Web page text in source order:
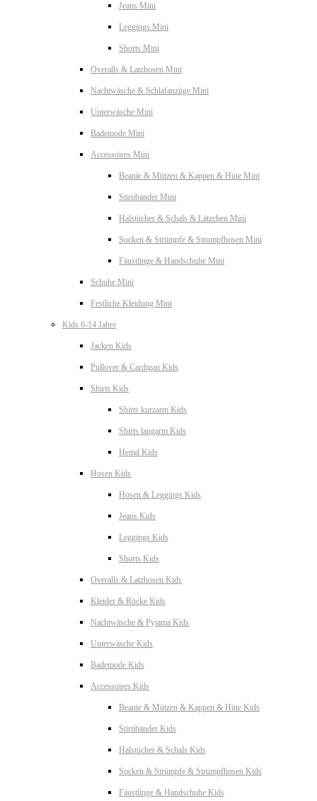
Jeans Mini
Leggings Mini
Shorts Mini
Overalls & Latzhosen Mini
Nachtwäsche & Schlafanzüge Mini
Unterwäsche Mini
Bademode Mini
Accessoires Mini
Beanie & Mützen & Kappen & Hüte Mini
Stirnbänder Mini
Halstücher & Schals & Lätzchen Mini
Socken & Strümpfe & Strumpfhosen Mini
Fäustlinge & Handschuhe Mini
Schuhe Mini
Festliche Kleidung Mini
Kids 6-14 Jahre
Jacken Kids
Pullover & Cardigan Kids
Shirts Kids
Shirts kurzarm Kids
Shirts langarm Kids
Hemd Kids
Hosen Kids
Hosen & Leggings Kids
Jeans Kids
Leggings Kids
Shorts Kids
Overalls & Latzhosen Kids
Kleider & Röcke Kids
Nachtwäsche & Pyjama Kids
Unterwäsche Kids
Bademode Kids
Accessoires Kids
Beanie & Mützen & Kappen & Hüte Kids
Stirnbänder Kids
Halstücher & Schals Kids
Socken & Strümpfe & Strumpfhosen Kids
Fäustlinge & Handschuhe Kids